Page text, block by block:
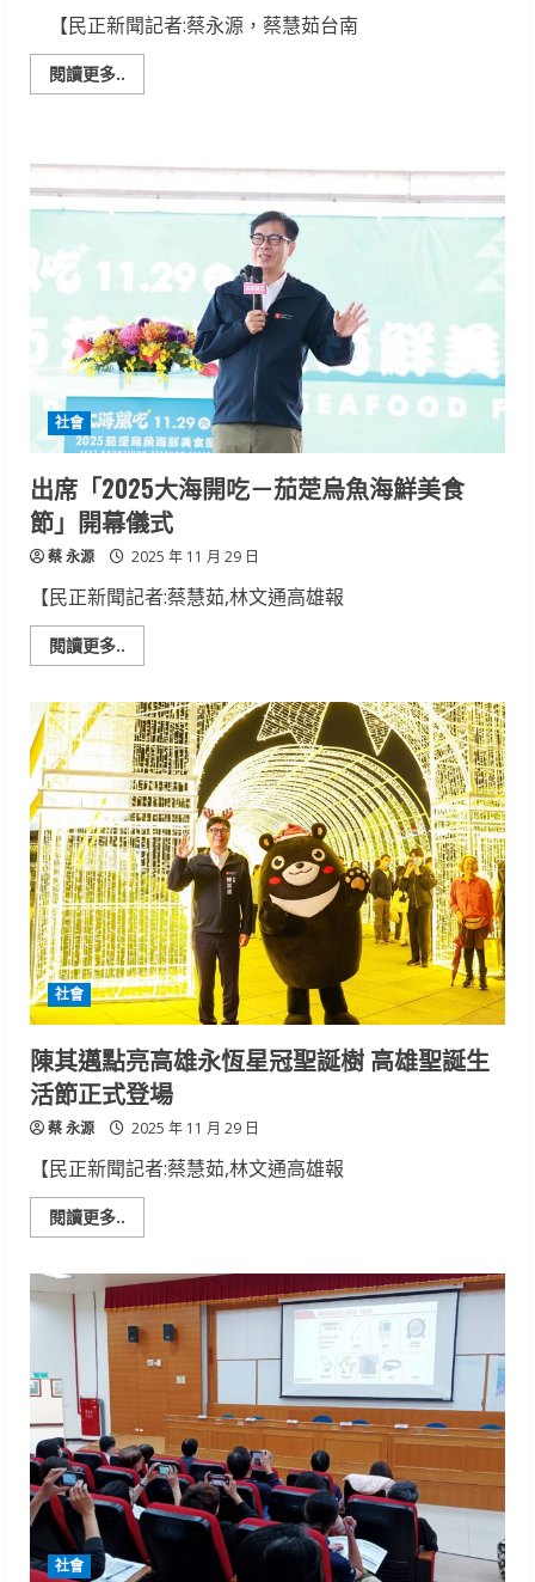
【民正新聞記者:蔡永源，蔡慧茹台南
閱讀更多..
more
身
心
障
鐵
南
站
快
閃
響
應
社會
出席「2025大海開吃－茄萣烏魚海鮮美食
節」開幕儀式
蔡 永源 2025 年 11 月 29 日
【民正新聞記者:蔡慧茹,林文通高雄報
閱讀更多..
more
席
「2025
大
海
開
吃
－
茄
萣
烏
魚
海
鮮
美
食
節」
開
幕
儀
式
社會
陳其邁點亮高雄永恆星冠聖誕樹 高雄聖誕生
活節正式登場
蔡 永源 2025 年 11 月 29 日
【民正新聞記者:蔡慧茹,林文通高雄報
閱讀更多..
more
其
點
亮
高
冠
聖
誕
樹
高
雄
聖
誕
生
社會